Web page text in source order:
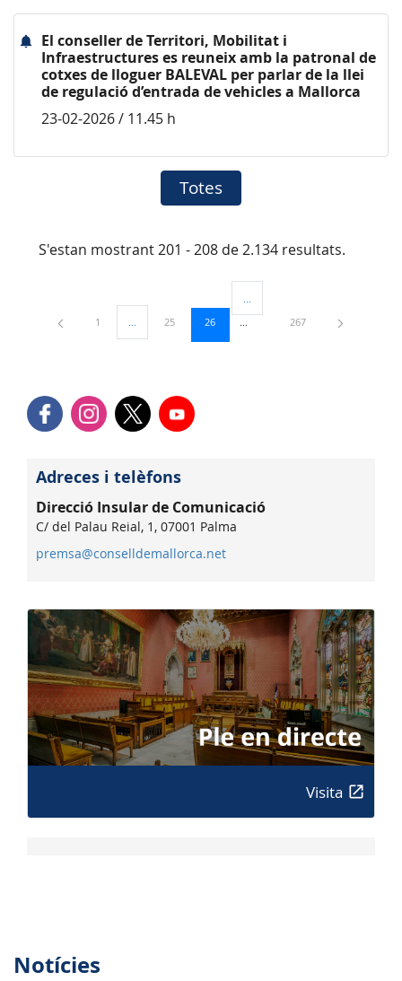
El conseller de Territori, Mobilitat i
Infraestructures es reuneix amb la patronal de
cotxes de lloguer BALEVAL per parlar de la llei
de regulació d’entrada de vehicles a Mallorca
23-02-2026 / 11.45 h
Totes
S'estan mostrant 201 - 208 de 2.134 resultats.
Pàgina
1 ...Pàgines intermèdies Utilitzeu TAB per navegar.
Pàgina
25 Pàgina
26
Pàgines intermèdies Utilitzeu
Pàgina
267
Adreces i telèfons
Direcció Insular de Comunicació
C/ del Palau Reial, 1, 07001 Palma
premsa@conselldemallorca.net
Visita
Notícies